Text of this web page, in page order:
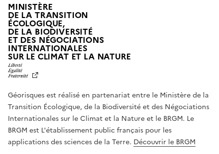
MINISTÈRE
DE LA TRANSITION
ÉCOLOGIQUE,
DE LA BIODIVERSITÉ
ET DES NÉGOCIATIONS
INTERNATIONALES
SUR LE CLIMAT ET LA NATUREL
T
É
,
É
G
A
L
Géorisques est réalisé en partenariat entre le Ministère de la
Transition Écologique, de la Biodiversité et des Négociations
Internationales sur le Climat et la Nature et le BRGM. Le
BRGM est L'établissement public français pour les
applications des sciences de la Terre. Découvrir le BRGM